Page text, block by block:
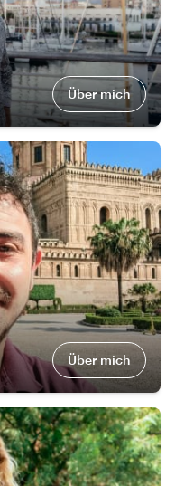
Über mich
Über mich